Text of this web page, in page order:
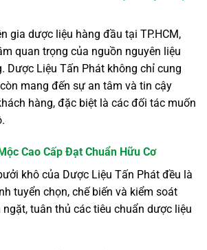
gia dược liệu hàng đầu tại TP.HCM,
quan trọng của nguồn nguyên liệu
Dược Liệu Tấn Phát không chỉ cung
mang đến sự an tâm và tin cậy
hàng, đặc biệt là các đối tác muốn
Cao Cấp Đạt Chuẩn Hữu Cơ
khô của Dược Liệu Tấn Phát đều là
tuyển chọn, chế biến và kiểm soát
tuân thủ các tiêu chuẩn dược liệu